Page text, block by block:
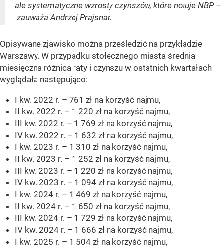
ale systematyczne wzrosty czynszów, które notuje NBP –
zauważa Andrzej Prajsnar.
Opisywane zjawisko można prześledzić na przykładzie
Warszawy. W przypadku stołecznego miasta średnia
miesięczna różnica raty i czynszu w ostatnich kwartałach
wyglądała następująco:
I kw. 2022 r. – 761 zł na korzyść najmu,
II kw. 2022 r. – 1 220 zł na korzyść najmu,
III kw. 2022 r. – 1 769 zł na korzyść najmu,
IV kw. 2022 r. – 1 632 zł na korzyść najmu,
I kw. 2023 r. – 1 310 zł na korzyść najmu,
II kw. 2023 r. – 1 252 zł na korzyść najmu,
III kw. 2023 r. – 1 220 zł na korzyść najmu,
IV kw. 2023 r. – 1 094 zł na korzyść najmu,
I kw. 2024 r. – 1 469 zł na korzyść najmu,
II kw. 2024 r. – 1 650 zł na korzyść najmu,
III kw. 2024 r. – 1 729 zł na korzyść najmu,
IV kw. 2024 r. – 1 666 zł na korzyść najmu,
I kw. 2025 r. – 1 504 zł na korzyść najmu,